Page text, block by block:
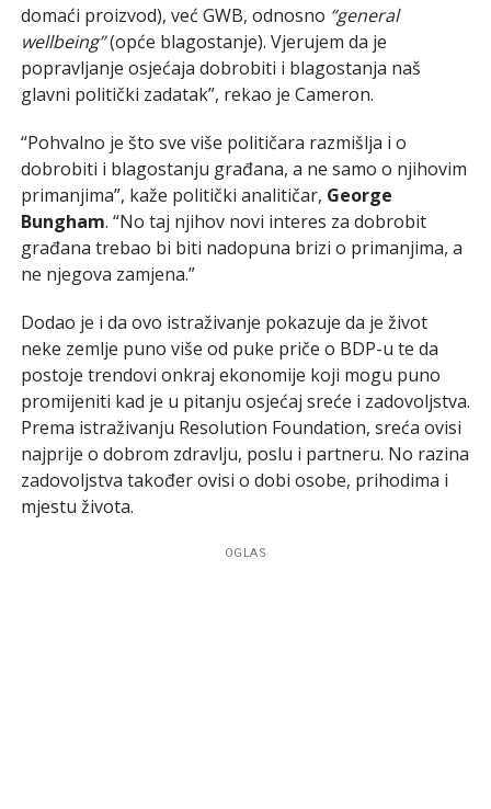
domaći proizvod), već GWB, odnosno “general
wellbeing”(opće blagostanje). Vjerujem da je
popravljanje osjećaja dobrobiti i blagostanja naš
glavni politički zadatak”, rekao je Cameron.
“Pohvalno je što sve više političara razmišlja i o
dobrobiti i blagostanju građana, a ne samo o njihovim
primanjima”, kaže politički analitičar, George
Bungham. “No taj njihov novi interes za dobrobit
građana trebao bi biti nadopuna brizi o primanjima, a
ne njegova zamjena.”
Dodao je i da ovo istraživanje pokazuje da je život
neke zemlje puno više od puke priče o BDP-u te da
postoje trendovi onkraj ekonomije koji mogu puno
promijeniti kad je u pitanju osjećaj sreće i zadovoljstva.
Prema istraživanju Resolution Foundation, sreća ovisi
najprije o dobrom zdravlju, poslu i partneru. No razina
zadovoljstva također ovisi o dobi osobe, prihodima i
mjestu života.
OGLAS